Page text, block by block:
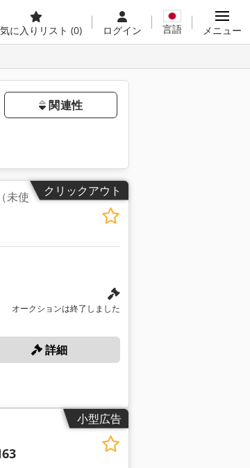
に入りリスト (0) ログイン 言語 メニュー
関連性
クリックアウト
未使
オークションは終了しました
詳細
小型広告